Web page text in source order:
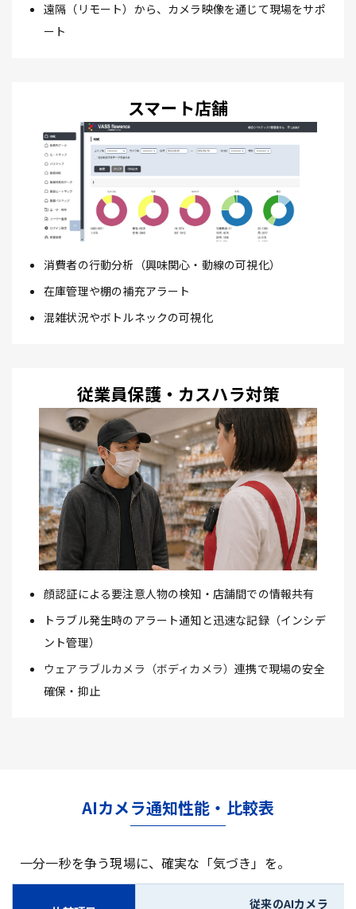
遠隔（リモート）から、カメラ映像を通じて現場をサポ
ート
スマート店舗
消費者の行動分析（興味関心・動線の可視化）
在庫管理や棚の補充アラート
混雑状況やボトルネックの可視化
従業員保護・カスハラ対策
顔認証による要注意人物の検知・店舗間での情報共有
トラブル発生時のアラート通知と迅速な記録（インシデ
ント管理）
ウェアラブルカメラ（ボディカメラ）連携で現場の安全
確保・抑止
AIカメラ通知性能・比較表
一分一秒を争う現場に、確実な「気づき」を。
従来のAIカメラ